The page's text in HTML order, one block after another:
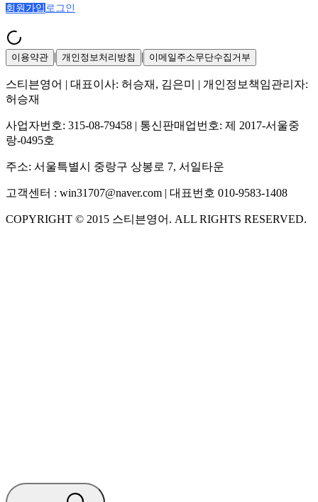
회원가입 로그인
이용약관 | 개인정보처리방침 | 이메일주소무단수집거부
스티븐영어 | 대표이사: 허승재, 김은미
| 개인정보책임관리자:
허승재
사업자번호: 315-08-79458 | 통신판매업번호: 제 2017-서울중
랑-0495호
주소: 서울특별시 중랑구 상봉로 7, 서일타운
고객센터 : win31707@naver.com | 대표번호 010-9583-1408
COPYRIGHT © 2015 스티븐영어 . ALL RIGHTS RESERVED.